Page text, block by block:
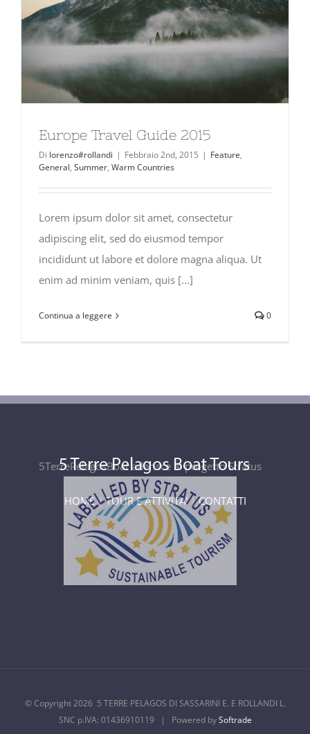
Europe Travel Guide 2015
Di lorenzo#rollandi | Febbraio 2nd, 2015 | Feature,
General, Summer, Warm Countries
Lorem ipsum dolor sit amet, consectetur
adipiscing elit, sed do eiusmod tempor
incididunt ut labore et dolore magna aliqua. Ut
enim ad minim veniam, quis [...]
Continua a leggere 0
HOME|TOUR E ATTIVITA'|CONTATTI
5TerrePelagosBoat aderisce al progetto Stratus
© Copyright2026 5 TERRE PELAGOS DI SASSARINI E. E ROLLANDI L.
SNC p.IVA: 01436910119 | Powered bySoftrade